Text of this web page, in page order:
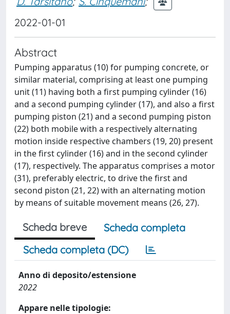
2022-01-01
Abstract
Pumping apparatus (10) for pumping concrete, or
similar material, comprising at least one pumping
unit (11) having both a first pumping cylinder (16)
and a second pumping cylinder (17), and also a first
pumping piston (21) and a second pumping piston
(22) both mobile with a respectively alternating
motion inside respective chambers (19, 20) present
in the first cylinder (16) and in the second cylinder
(17), respectively. The apparatus comprises a motor
(31), preferably electric, to drive the first and
second piston (21, 22) with an alternating motion
by means of suitable movement means (26, 27).
Scheda breve
Scheda completa
Scheda completa (DC)
Anno di deposito/estensione
2022
Appare nelle tipologie: